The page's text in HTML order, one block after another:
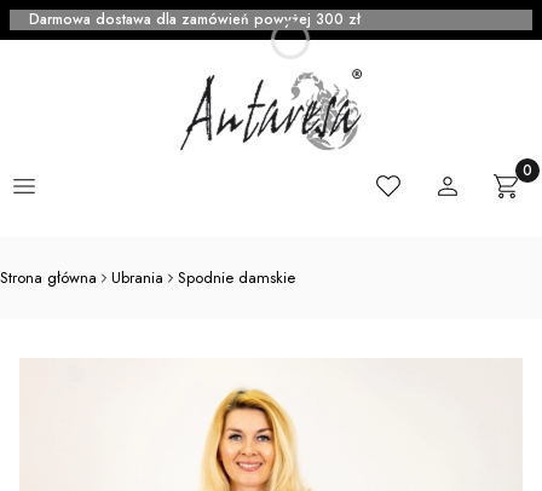
Darmowa dostawa dla zamówień powyżej 300 zł
Menu UlubioneZaloguj się
Strona główna Ubrania Spodnie damskie